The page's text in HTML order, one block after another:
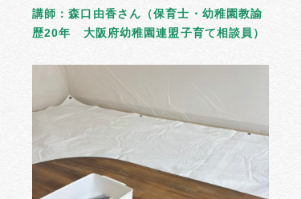
講師：森口由香さん（保育士・幼稚園教諭
歴20年 大阪府幼稚園連盟子育て相談員）